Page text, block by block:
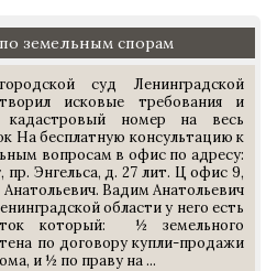
земельным спорам
суд Ленинградской
исковые требования и
кадастровый номер на весь
На бесплатную консультацию к
вопросам в офис по адресу:
пр. Энгельса, д. 27 лит. Ц офис 9,
Вадим Анатольевич
области у него есть
который: ½ земельного
по договору купли-продажи
и ½ по праву на ...